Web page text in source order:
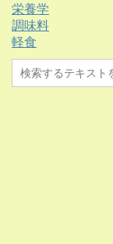
栄養学
調味料
軽食